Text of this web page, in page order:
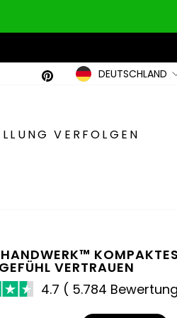
Pinterest
Währung
DEUTSCHLAND
VERFOLGEN
KOMPAKTES
VERTRAUEN
4.7 ( 5.784